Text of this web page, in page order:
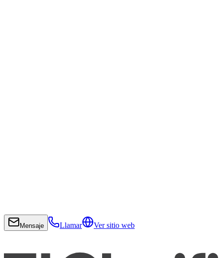
Mensaje Llamar Ver sitio web